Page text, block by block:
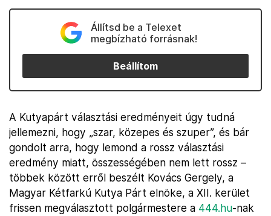
Állítsd be a Telexet
megbízható forrásnak!
Beállítom
A Kutyapárt választási eredményeit úgy tudná
jellemezni, hogy „szar, közepes és szuper”, és bár
gondolt arra, hogy lemond a rossz választási
eredmény miatt, összességében nem lett rossz –
többek között erről beszélt Kovács Gergely, a
Magyar Kétfarkú Kutya Párt elnöke, a XII. kerület
frissen megválasztott polgármestere a 444.hu-nak